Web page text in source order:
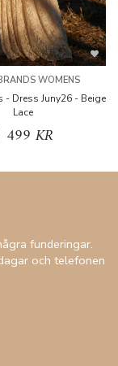
WOMENS
- Dress Juny26 - Beige
Lace
499 KR
funderingar.
och telefonen